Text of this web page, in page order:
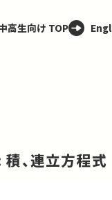
高生向け TOP
、連立方程式